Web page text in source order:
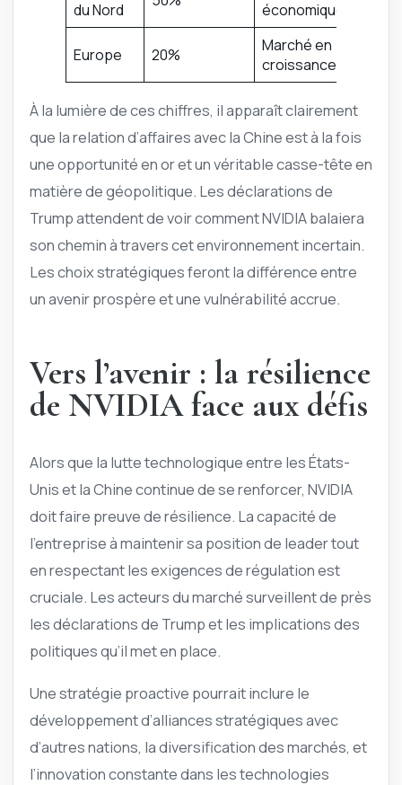
du Nord
économique
Europe 20%
Marché en
croissance
À la lumière de ces chiffres, il apparaît clairement
que la relation d’affaires avec la Chine est à la fois
une opportunité en or et un véritable casse-tête en
matière de géopolitique. Les déclarations de
Trump attendent de voir comment NVIDIA balaiera
son chemin à travers cet environnement incertain.
Les choix stratégiques feront la différence entre
un avenir prospère et une vulnérabilité accrue.
Vers l’avenir : la résilience
de NVIDIA face aux défis
Alors que la lutte technologique entre les États-
Unis et la Chine continue de se renforcer, NVIDIA
doit faire preuve de résilience. La capacité de
l’entreprise à maintenir sa position de leader tout
en respectant les exigences de régulation est
cruciale. Les acteurs du marché surveillent de près
les déclarations de Trump et les implications des
politiques qu’il met en place.
Une stratégie proactive pourrait inclure le
développement d’alliances stratégiques avec
d’autres nations, la diversification des marchés, et
l’innovation constante dans les technologies